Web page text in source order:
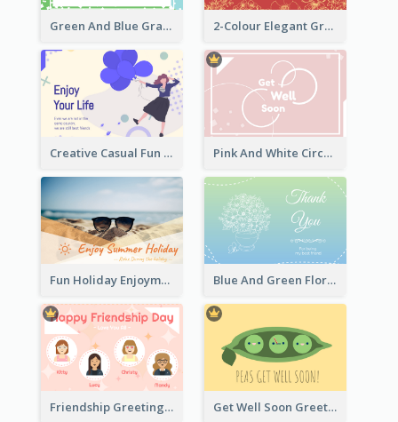
Green And Blue Graphic Retirement Greeting Card 2-Colour Elegant Grand Opening Greeting Card
Creative Casual Fun Greeting Card Pink And White Circular decorated Get Well Soon Card
Fun Holiday Enjoyment Card Blue And Green Floral Thank You Card
Friendship Greeting Card Get Well Soon Greeting Card